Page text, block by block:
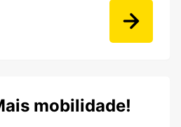
mobilidade!